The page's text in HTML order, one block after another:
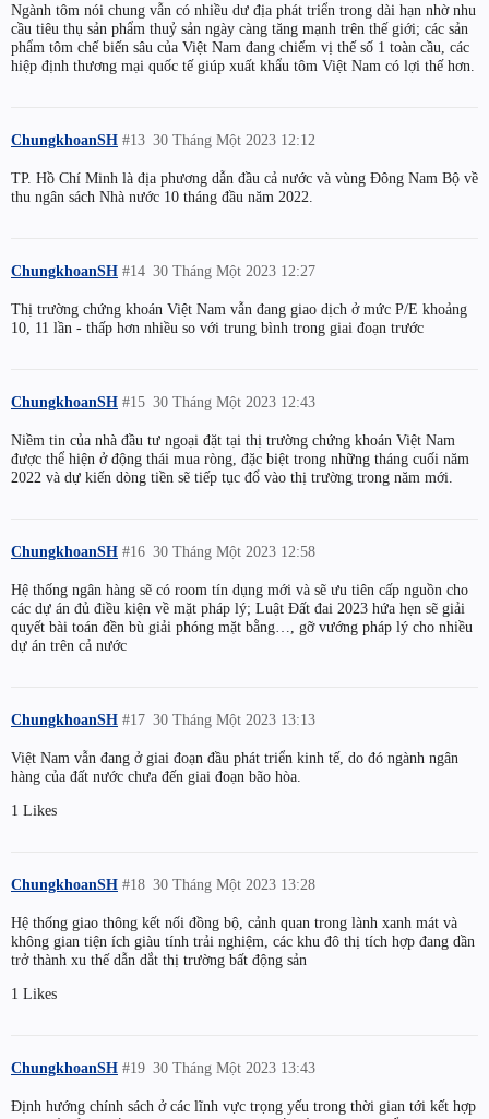
Ngành tôm nói chung vẫn có nhiều dư địa phát triển trong dài hạn nhờ nhu
cầu tiêu thụ sản phẩm thuỷ sản ngày càng tăng mạnh trên thế giới; các sản
phẩm tôm chế biến sâu của Việt Nam đang chiếm vị thế số 1 toàn cầu, các
hiệp định thương mại quốc tế giúp xuất khẩu tôm Việt Nam có lợi thế hơn.
ChungkhoanSH 30 Tháng Một 2023 12:12
#13
TP. Hồ Chí Minh là địa phương dẫn đầu cả nước và vùng Đông Nam Bộ về
thu ngân sách Nhà nước 10 tháng đầu năm 2022.
ChungkhoanSH 30 Tháng Một 2023 12:27
#14
Thị trường chứng khoán Việt Nam vẫn đang giao dịch ở mức P/E khoảng
10, 11 lần - thấp hơn nhiều so với trung bình trong giai đoạn trước
ChungkhoanSH 30 Tháng Một 2023 12:43
#15
Niềm tin của nhà đầu tư ngoại đặt tại thị trường chứng khoán Việt Nam
được thể hiện ở động thái mua ròng, đặc biệt trong những tháng cuối năm
2022 và dự kiến dòng tiền sẽ tiếp tục đổ vào thị trường trong năm mới.
ChungkhoanSH 30 Tháng Một 2023 12:58
#16
Hệ thống ngân hàng sẽ có room tín dụng mới và sẽ ưu tiên cấp nguồn cho
các dự án đủ điều kiện về mặt pháp lý; Luật Đất đai 2023 hứa hẹn sẽ giải
quyết bài toán đền bù giải phóng mặt bằng…, gỡ vướng pháp lý cho nhiều
dự án trên cả nước
ChungkhoanSH 30 Tháng Một 2023 13:13
#17
Việt Nam vẫn đang ở giai đoạn đầu phát triển kinh tế, do đó ngành ngân
hàng của đất nước chưa đến giai đoạn bão hòa.
1 Likes
ChungkhoanSH 30 Tháng Một 2023 13:28
#18
Hệ thống giao thông kết nối đồng bộ, cảnh quan trong lành xanh mát và
không gian tiện ích giàu tính trải nghiệm, các khu đô thị tích hợp đang dần
trở thành xu thế dẫn dắt thị trường bất động sản
1 Likes
ChungkhoanSH 30 Tháng Một 2023 13:43
#19
Định hướng chính sách ở các lĩnh vực trọng yếu trong thời gian tới kết hợp